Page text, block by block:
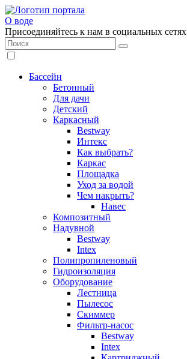
О воде
Присоединяйтесь к нам в социальных сетях
Бассейн
Бетонный
Для дачи
Детский
Каркасный
Bestway
Интекс
Как выбрать?
Каркас
Площадка
Уход за водой
Чем накрыть?
Навес
Композитный
Надувной
Bestway
Intex
Полипропиленовый
Гидроизоляция
Оборудование
Лестница
Пылесос
Скиммер
Фильтр-насос
Bestway
Intex